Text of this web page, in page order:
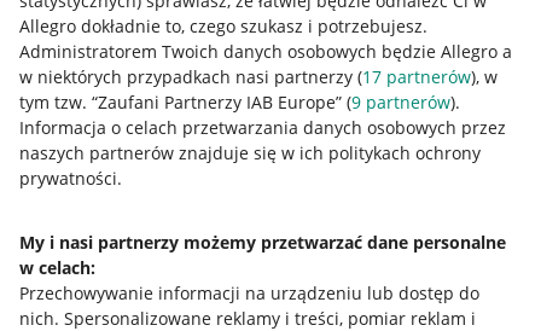
Allegro dokładnie to, czego szukasz i potrzebujesz.
Administratorem Twoich danych osobowych będzie Allegro a
w niektórych przypadkach nasi partnerzy (17 partnerów), w
tym tzw. “Zaufani Partnerzy IAB Europe” (9 partnerów).
Informacja o celach przetwarzania danych osobowych przez
naszych partnerów znajduje się w ich politykach ochrony
prywatności.
My i nasi partnerzy możemy przetwarzać dane personalne
w celach:
Przechowywanie informacji na urządzeniu lub dostęp do
nich. Spersonalizowane reklamy i treści, pomiar reklam i
Przydatne informacje
Jak to działa
Allegro Gadane dla sprzedających
Allegro Gadane dla kupujących